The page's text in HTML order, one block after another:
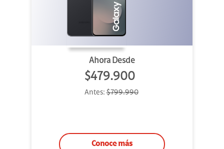
Ahora Desde
$479.900
Antes:$799.990
Conoce más